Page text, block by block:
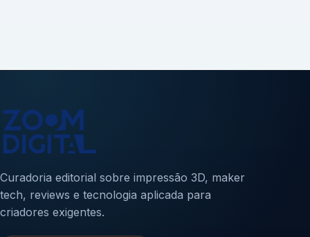
Curadoria editorial sobre impressão 3D, maker
tech, reviews e tecnologia aplicada para
criadores exigentes.